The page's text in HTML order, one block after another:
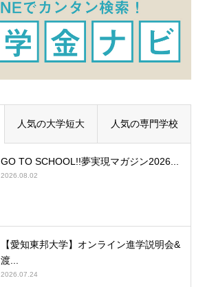
人気の大学短大 人気の専門学校
GO TO SCHOOL!!夢実現マガジン2026...
2026.08.02
【愛知東邦大学】オンライン進学説明会&
渡...
2026.07.24